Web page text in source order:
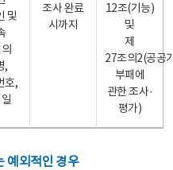
및
,
호,
조사 완료
시까지
12조(기능)
및
제
27조의2(공공
부패에
관한 조사·
평가)
예외적인 경우